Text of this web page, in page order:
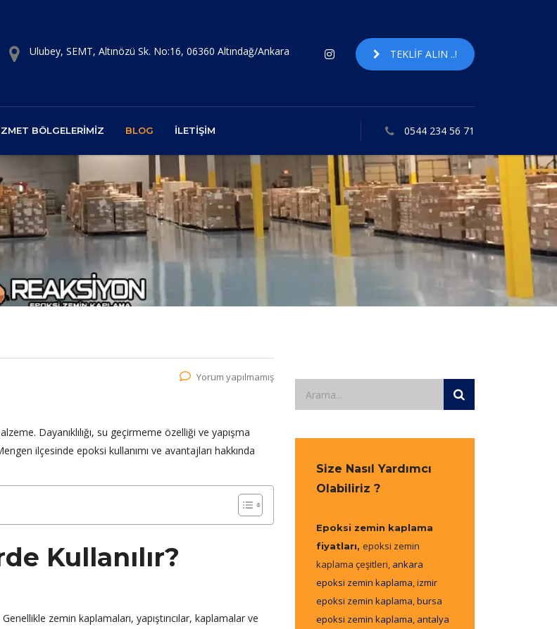
Ulubey, SEMT, Altınözü Sk. No:16, 06360 Altındağ/Ankara TEKLIF ALIN ..!
BÖLGELERIMIZ BLOG İLETIŞIM 0544 234 56 71
Yorum yapılmamış
Dayanıklılığı, su geçirmeme özelliği ve yapışma
ilçesinde epoksi kullanımı ve avantajları hakkında
Kullanılır?
zemin kaplamaları, yapıştırıcılar, kaplamalar ve
Size Nasıl Yardımcı
Olabiliriz ?
Epoksi zemin kaplama
fiyatları, epoksi zemin
kaplama çeşitleri, ankara
epoksi zemin kaplama,izmir
epoksi zemin kaplama,bursa
epoksi zemin kaplama, antalya